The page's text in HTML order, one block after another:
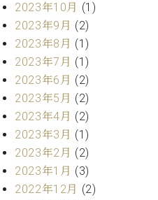
ン
ヴ
ィ
ジ
ョ
ン
C.BECHSTEIN
Digital(ベ
ヒ
シ
ュ
者
紹
介
展示
情報
【ユ
ーロ
ピア
ノ特
選中
古】
イ
2023年10月 (1)
2023年9月 (2)
2023年8月 (1)
2023年7月 (1)
2023年6月 (2)
2023年5月 (2)
2023年4月 (2)
2023年3月 (1)
2023年2月 (2)
2023年1月 (3)
2022年12月 (2)